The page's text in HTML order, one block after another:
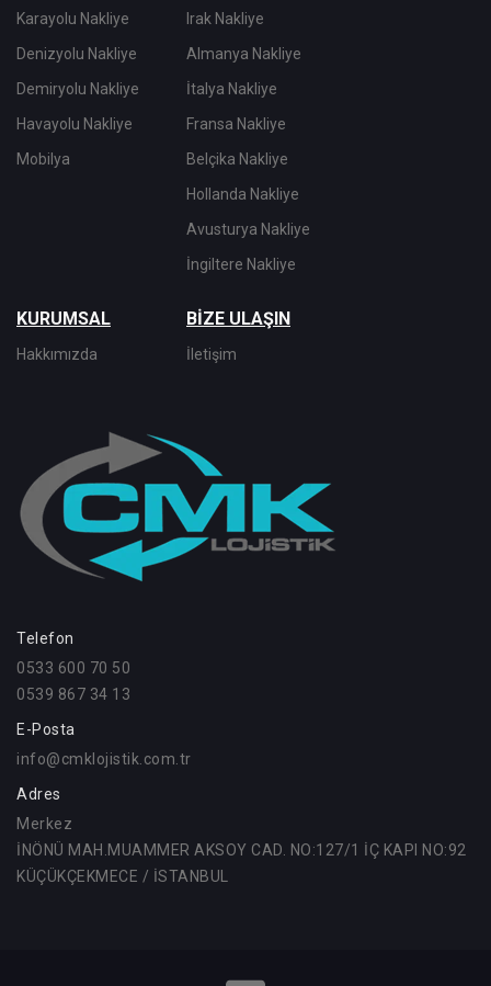
Karayolu Nakliye
Denizyolu Nakliye
Demiryolu Nakliye
Havayolu Nakliye
Mobilya
Irak Nakliye
Almanya Nakliye
İtalya Nakliye
Fransa Nakliye
Belçika Nakliye
Hollanda Nakliye
Avusturya Nakliye
İngiltere Nakliye
KURUMSAL
Hakkımızda
BİZE ULAŞIN
İletişim
Telefon
0533 600 70 50
0539 867 34 13
E-Posta
info@cmklojistik.com.tr
Adres
Merkez
İNÖNÜ MAH.MUAMMER AKSOY CAD. NO:127/1 İÇ KAPI NO:92
KÜÇÜKÇEKMECE / İSTANBUL